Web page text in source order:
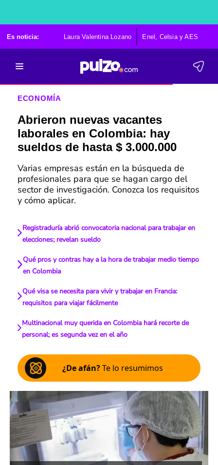
Es noticia: Laura Valentina Lozano Enel, Celsia y AES
ECONOMÍA
Abrieron nuevas vacantes
laborales en Colombia: hay
sueldos de hasta $ 3.000.000
Varias empresas están en la búsqueda de
profesionales para que se hagan cargo del
sector de investigación. Conozca los requisitos
y cómo aplicar.
Registraduría abrió convocatoria nacional para trabajar en
elecciones; revelan sueldo
Qué pros y contras hay a la hora de trabajar medio tiempo
en Colombia
Qué visa se necesita para vivir y trabajar en Francia:
requisitos para viajar fácilmente
Multinacional muy querida en Colombia hará recorte de
personal; es segunda vez en el año
¿De afán?Te lo resumimos